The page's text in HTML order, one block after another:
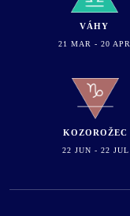
VÁHY
21 MAR - 20 APR
KOZOROŽEC
22 JUN - 22 JUL